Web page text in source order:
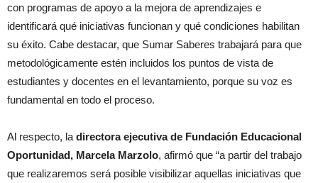
con programas de apoyo a la mejora de aprendizajes e
identificará qué iniciativas funcionan y qué condiciones habilitan
su éxito. Cabe destacar, que Sumar Saberes trabajará para que
metodológicamente estén incluidos los puntos de vista de
estudiantes y docentes en el levantamiento, porque su voz es
fundamental en todo el proceso.
Al respecto, la directora ejecutiva de Fundación Educacional
Oportunidad, Marcela Marzolo, afirmó que “a partir del trabajo
que realizaremos será posible visibilizar aquellas iniciativas que